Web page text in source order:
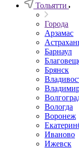
Тольятти
Города
Арзамас
Барнаул
Брянск
Вологда
Воронеж
Иваново
Ижевск